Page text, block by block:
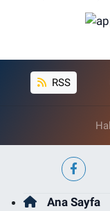
RSS
Ana Sayfa